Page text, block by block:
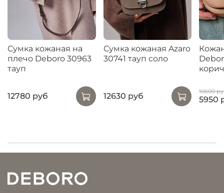
Сумка кожаная на
плечо Deboro 30963
тауп
12780 руб
Сумка кожаная Azaro
30741 тауп соло
12630 руб 10600
5950